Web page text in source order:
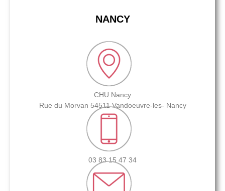
NANCY
CHU Nancy
Rue du Morvan 54511 Vandoeuvre-les- Nancy
03 83 15 47 34